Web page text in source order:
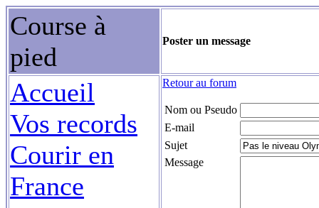
Course à
pied
Poster un message
Accueil
Vos records
Courir en
France
Retour au forum
Nom ou Pseudo
E-mail
Sujet
Message